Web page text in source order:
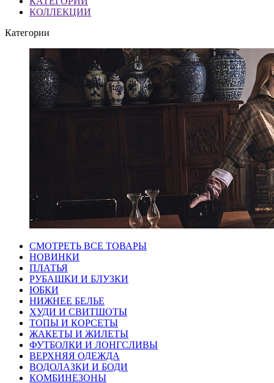
КОЛЛЕКЦИИ
Категории
СМОТРЕТЬ ВСЕ ТОВАРЫ
НОВИНКИ
ПЛАТЬЯ
РУБАШКИ И БЛУЗКИ
ЮБКИ
НИЖНЕЕ БЕЛЬЕ
ХУДИ И СВИТШОТЫ
ТОПЫ И КОРСЕТЫ
ЖАКЕТЫ И ЖИЛЕТЫ
ФУТБОЛКИ И ЛОНГСЛИВЫ
ВЕРХНЯЯ ОДЕЖДА
ВОДОЛАЗКИ И БОДИ
КОМБИНЕЗОНЫ